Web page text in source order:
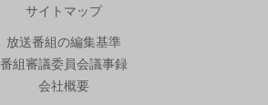
サイトマップ
放送番組の編集基準
番組審議委員会議事録
会社概要